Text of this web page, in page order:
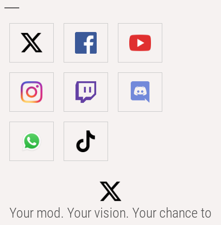
Your mod. Your vision. Your chance to